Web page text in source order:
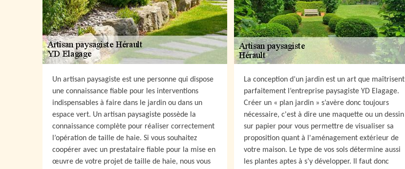
Un artisan paysagiste est une personne qui dispose
une connaissance fiable pour les interventions
indispensables à faire dans le jardin ou dans un
espace vert. Un artisan paysagiste possède la
connaissance complète pour réaliser correctement
l’opération de taille de haie. Si vous souhaitez
coopérer avec un prestataire fiable pour la mise en
œuvre de votre projet de taille de haie, nous vous
La conception d’un jardin est un art que maîtrisent
parfaitement l’entreprise paysagiste YD Elagage.
Créer un « plan jardin » s’avère donc toujours
nécessaire, c'est à dire une maquette ou un dessin
sur papier pour vous permettre de visualiser sa
proposition quant à l'aménagement extérieur de
votre maison. Le type de vos sols détermine aussi
les plantes aptes à s’y développer. Il faut donc